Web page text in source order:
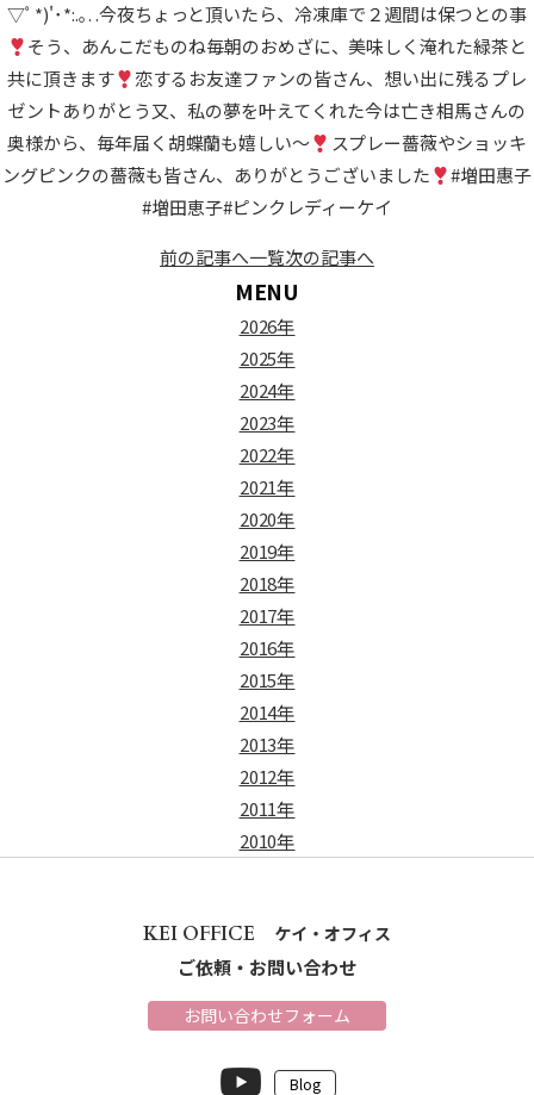
▽ﾟ*)'･*:.｡. .今夜ちょっと頂いたら、冷凍庫で２週間は保つとの事
そう、あんこだものね毎朝のおめざに、美味しく淹れた緑茶と
共に頂きます
恋するお友達ファンの皆さん、想い出に残るプレ
ゼントありがとう又、私の夢を叶えてくれた今は亡き相馬さんの
奥様から、毎年届く胡蝶蘭も嬉しい〜
スプレー薔薇やショッキ
ングピンクの薔薇も皆さん、ありがとうございました
#増田惠子
#増田恵子#ピンクレディーケイ
前の記事へ一覧次の記事へ
MENU
2026年
2025年
2024年
2023年
2022年
2021年
2020年
2019年
2018年
2017年
2016年
2015年
2014年
2013年
2012年
2011年
2010年
KEI OFFICE ケイ・オフィス
ご依頼・お問い合わせ
お問い合わせフォーム
Blog